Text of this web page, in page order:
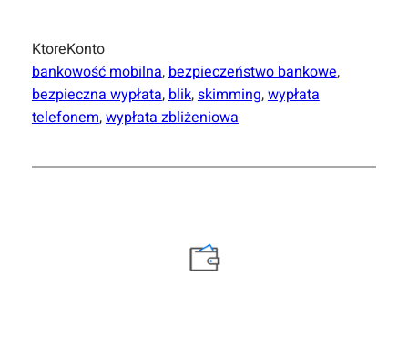
KtoreKonto
bankowość mobilna, bezpieczeństwo bankowe,
bezpieczna wypłata, blik, skimming, wypłata
telefonem, wypłata zbliżeniowa